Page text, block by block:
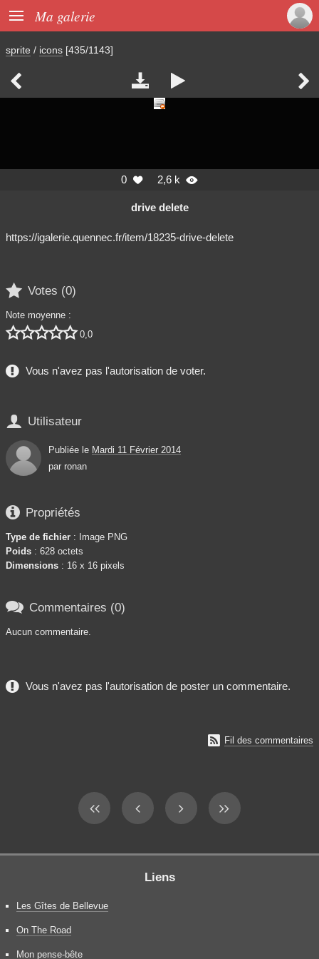
 Ma galerie
sprite / icons [435/1143]
   
0  2,6 k 
drive delete
https://igalerie.quennec.fr/item/18235-drive-delete
 Votes (0)
Note moyenne :
 0,0
Vous n'avez pas l'autorisation de voter.
 Utilisateur
Publiée le Mardi 11 Février 2014
par ronan
 Propriétés
Type de fichier : Image PNG
Poids : 628 octets
Dimensions : 16 x 16 pixels
 Commentaires (0)
Aucun commentaire.
Vous n'avez pas l'autorisation de poster un commentaire.
 Fil des commentaires
Liens
Les Gîtes de Bellevue
On The Road
Mon pense-bête